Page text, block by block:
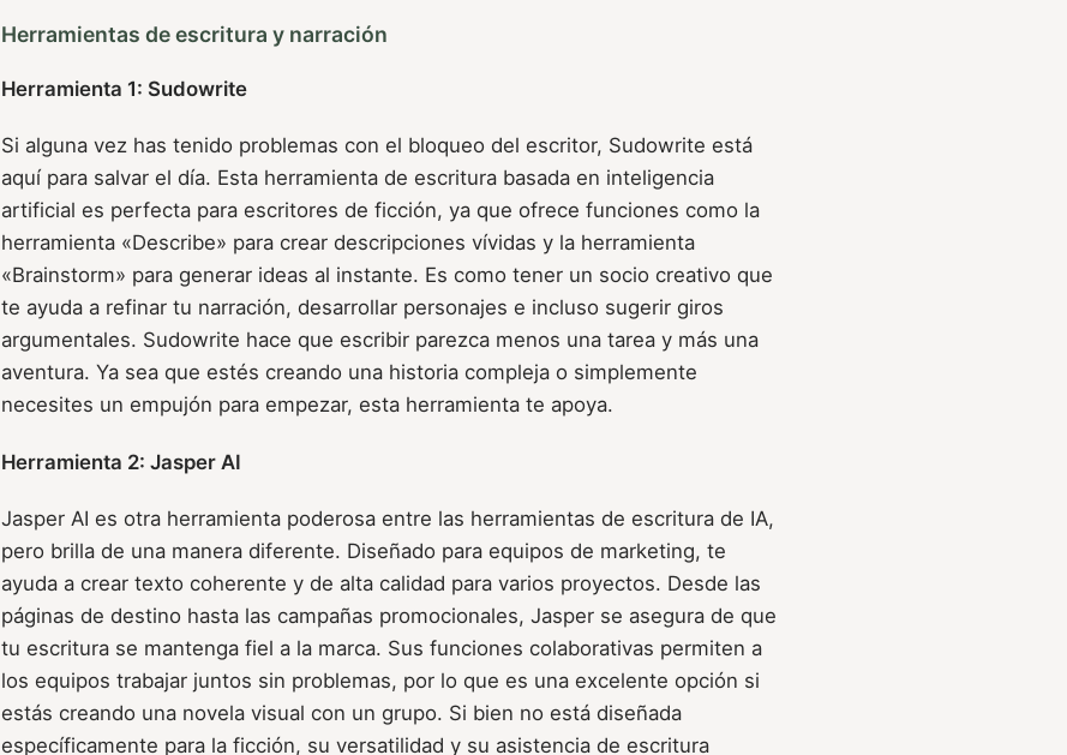
Herramientas de escritura y narración
Herramienta 1: Sudowrite
Si alguna vez has tenido problemas con el bloqueo del escritor, Sudowrite está
aquí para salvar el día. Esta herramienta de escritura basada en inteligencia
artificial es perfecta para escritores de ficción, ya que ofrece funciones como la
herramienta «Describe» para crear descripciones vívidas y la herramienta
«Brainstorm» para generar ideas al instante. Es como tener un socio creativo que
te ayuda a refinar tu narración, desarrollar personajes e incluso sugerir giros
argumentales. Sudowrite hace que escribir parezca menos una tarea y más una
aventura. Ya sea que estés creando una historia compleja o simplemente
necesites un empujón para empezar, esta herramienta te apoya.
Herramienta 2: Jasper AI
Jasper AI es otra herramienta poderosa entre las herramientas de escritura de IA,
pero brilla de una manera diferente. Diseñado para equipos de marketing, te
ayuda a crear texto coherente y de alta calidad para varios proyectos. Desde las
páginas de destino hasta las campañas promocionales, Jasper se asegura de que
tu escritura se mantenga fiel a la marca. Sus funciones colaborativas permiten a
los equipos trabajar juntos sin problemas, por lo que es una excelente opción si
estás creando una novela visual con un grupo. Si bien no está diseñada
específicamente para la ficción, su versatilidad y su asistencia de escritura